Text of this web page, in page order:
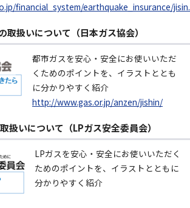
financial_system/earthquake_insurance/
取扱いについて（日本ガス協会）
都市ガスを安心・安全にお使いいただ
くためのポイントを、イラストととも
に分かりやすく紹介
http://www.gas.or.jp/anzen/jishin/
扱いについて（LPガス安全委員会）
LPガスを安心・安全にお使いいただく
ためのポイントを、イラストとともに
分かりやすく紹介